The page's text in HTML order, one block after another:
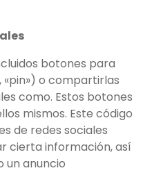
botones para
«pin») o compartirlas
como. Estos botones
mismos. Este código
de redes sociales
cierta información, así
un anuncio